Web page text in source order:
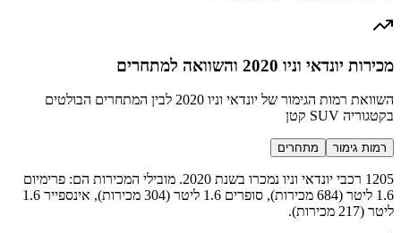
מכירות יונדאי וניו 2020 והשוואה למתחרים
השוואת רמות הגימור של יונדאי וניו 2020 לבין המתחרים הבולטים
בקטגוריה SUV קטן
רמות גימור מתחרים
1205 רכבי יונדאי וניו נמכרו בשנת 2020. מובילי המכירות הם: פרימיום
1.6 ליטר (684 מכירות), סופרים 1.6 ליטר (304 מכירות), אינספייר 1.6
ליטר (217 מכירות).